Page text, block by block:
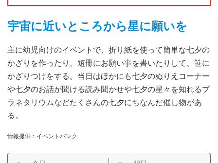
宇宙に近いところから星に願いを
主に幼児向けのイベントで、折り紙を使って簡単な七夕の
かざりを作ったり、短冊にお願い事を書いたりして、笹に
かざりつけをする。当日はほかにも七夕のぬりえコーナー
や七夕のお話が聞ける読み聞かせや七夕の星々を知れるプ
ラネタリウムなどたくさんの七夕にちなんだ催し物があ
る。
情報提供：イベントバンク